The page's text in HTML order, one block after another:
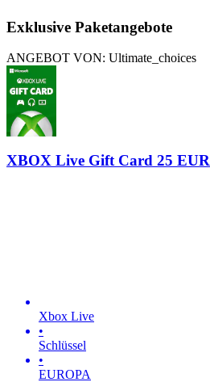
Exklusive Paketangebote
ANGEBOT VON: Ultimate_choices
XBOX Live Gift Card 25 EUR
Xbox Live
•
Schlüssel
•
EUROPA